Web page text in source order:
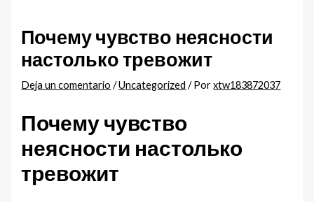
Почему чувство неясности
настолько тревожит
Deja un comentario /Uncategorized / Porxtw183872037
Почему чувство
неясности настолько
тревожит